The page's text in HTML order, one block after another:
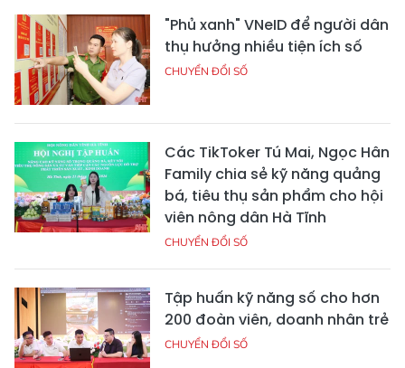
"Phủ xanh" VNeID để người dân
thụ hưởng nhiều tiện ích số
CHUYỂN ĐỔI SỐ
Các TikToker Tú Mai, Ngọc Hân
Family chia sẻ kỹ năng quảng
bá, tiêu thụ sản phẩm cho hội
viên nông dân Hà Tĩnh
CHUYỂN ĐỔI SỐ
Tập huấn kỹ năng số cho hơn
200 đoàn viên, doanh nhân trẻ
CHUYỂN ĐỔI SỐ